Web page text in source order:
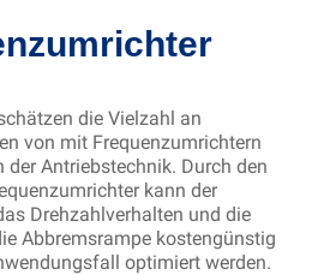
die Vielzahl an
von mit Frequenzumrichtern
der Antriebstechnik. Durch den
kann der
Drehzahlverhalten und die
Abbremsrampe kostengünstig
optimiert werden.